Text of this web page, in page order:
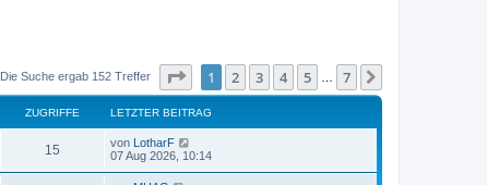
Die Suche ergab 152 Treffer Seite von7
1 2 3 4 5 7
ZUGRIFFE LETZTER BEITRAG
15 von LotharF
07 Aug 2026, 10:14